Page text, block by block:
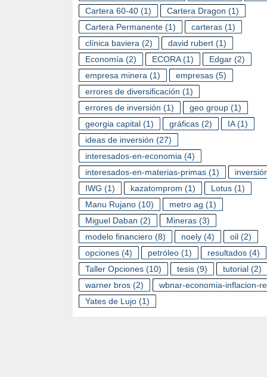
Cartera 60-40 (1) Cartera Dragon (1)
Cartera Permanente (1) carteras (1)
clínica baviera (2) david rubert (1)
Economía (2) ECORA(1) Edgar (2)
empresa minera (1) empresas (5)
errores de diversificación (1)
errores de inversión (1) geo group (1)
georgia capital (1) gráficas (2) IA(1)
ideas de inversión (27)
interesados-en-economia (4)
interesados-en-materias-primas (1)
IWG (1) kazatomprom (1) Lotus (1)
Manu Rujano (10) metro ag (1)
Miguel Daban (2) Mineras (3)
modelo financiero (8) noely (4) oil (2)
opciones (4) petróleo (1) resultados (4)
Taller Opciones (10) tesis (9) tutorial (2)
warner bros (2)
wbnar-economia-inflacion-
Yates de Lujo (1)